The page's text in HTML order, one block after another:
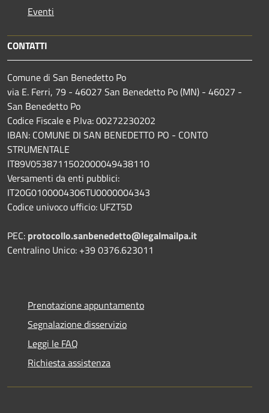
Eventi
CONTATTI
Comune di San Benedetto Po
via E. Ferri, 79 - 46027 San Benedetto Po (MN) - 46027 -
San Benedetto Po
Codice Fiscale e P.Iva: 00272230202
IBAN: COMUNE DI SAN BENEDETTO PO - CONTO
STRUMENTALE
IT89V0538711502000049438110
Versamenti da enti pubblici:
IT20G0100004306TU0000004343
Codice univoco ufficio: UFZT5D
PEC: protocollo.sanbenedetto@legalmailpa.it
Centralino Unico: +39 0376.623011
Prenotazione appuntamento
Segnalazione disservizio
Leggi le FAQ
Richiesta assistenza